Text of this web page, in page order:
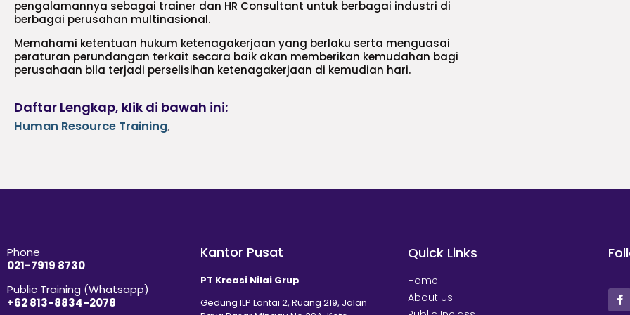
pengalamannya sebagai trainer dan HR Consultant untuk berbagai industri di
berbagai perusahan multinasional.
Memahami ketentuan hukum ketenagakerjaan yang berlaku serta menguasai
peraturan perundangan terkait secara baik akan memberikan kemudahan bagi
perusahaan bila terjadi perselisihan ketenagakerjaan di kemudian hari.
Daftar Lengkap, klik di bawah ini:
Human Resource Training,
Phone
021-7919 8730
Public Training (Whatsapp)
+62 813-8834-2078
Kantor Pusat
PT Kreasi Nilai Grup
Gedung ILP Lantai 2, Ruang 219, Jalan
Quick Links
Home
About Us